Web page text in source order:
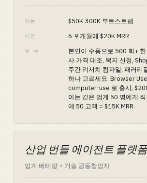
자본 $50K-300K 부트스트랩
시간 6-9 개월에 $20K MRR
첫 수
본인이 수동으로 500 회+
사 가격 대조, 복지 신청,
주간 리서치 컴파일, 패러리
하나 고르세요. Browser
computer-use 로 출시,
아는 같은 업계 50 명에게
에 50 고객 = $15K MRR.
산업 번들 에이전트 플랫폼
업계 베테랑 + 기술 공동창업자